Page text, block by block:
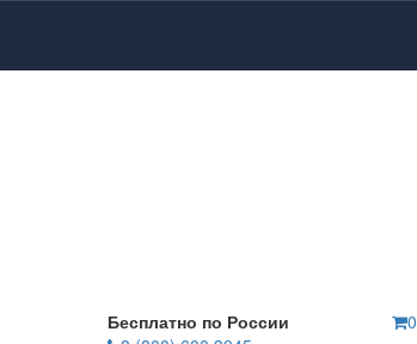
Бесплатно по России
0